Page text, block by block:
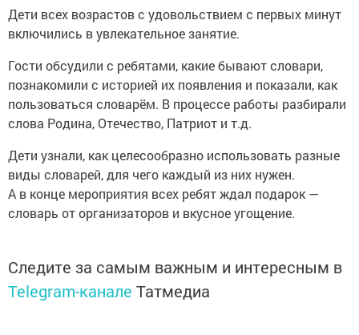
Дети всех возрастов с удовольствием с первых минут
включились в увлекательное занятие.
Гости обсудили с ребятами, какие бывают словари,
познакомили с историей их появления и показали, как
пользоваться словарём. В процессе работы разбирали
слова Родина, Отечество, Патриот и т.д.
Дети узнали, как целесообразно использовать разные
виды словарей, для чего каждый из них нужен.
А в конце мероприятия всех ребят ждал подарок —
словарь от организаторов и вкусное угощение.
Следите за самым важным и интересным в
Telegram-канале Татмедиа